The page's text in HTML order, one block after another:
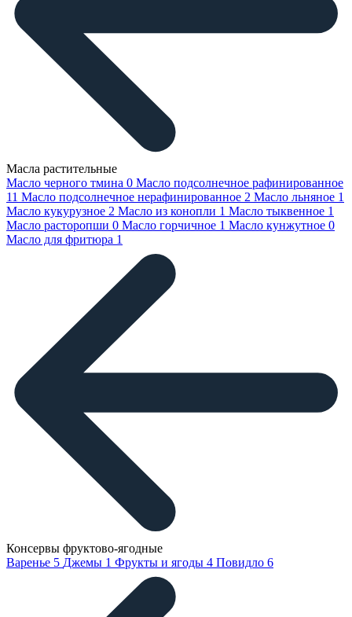
Масла растительные
Масло черного тмина 0 Масло подсолнечное рафинированное
11 Масло подсолнечное нерафинированное 2 Масло льняное 1
Масло кукурузное 2 Масло из конопли 1 Масло тыквенное 1
Масло расторопши 0 Масло горчичное 1 Масло кунжутное 0
Масло для фритюра 1
Консервы фруктово-ягодные
Варенье 5 Джемы 1 Фрукты и ягоды 4 Повидло 6